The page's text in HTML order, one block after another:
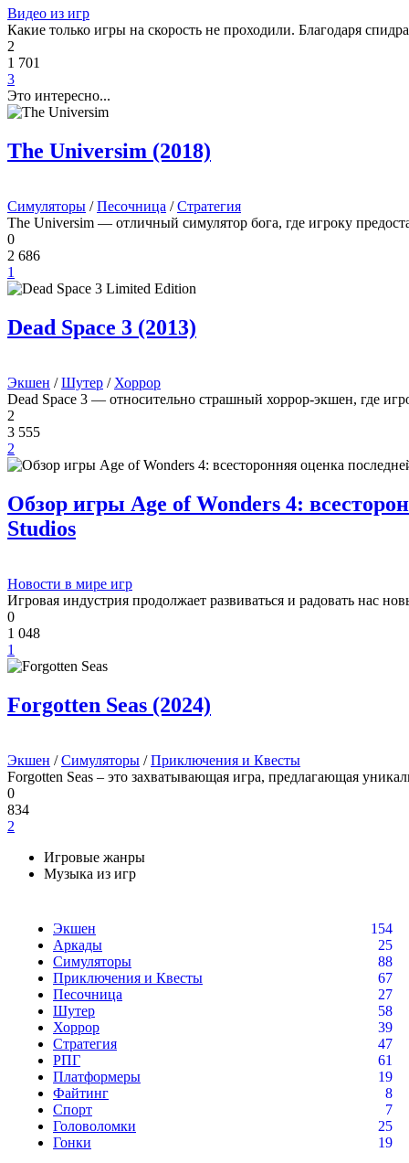
Видео из игр
Какие только игры на скорость не проходили. Благодаря
2
1 701
3
Это интересно...
The Universim (2018)
Симуляторы /Песочница /Стратегия
The Universim — отличный симулятор бога, где игроку
0
2 686
1
Dead Space 3 (2013)
Экшен /Шутер / Хоррор
Dead Space 3 — относительно страшный хоррор-экшен, где
2
3 555
2
Обзор игры Age of Wonders 4:
Studios
Новости в мире игр
Игровая индустрия продолжает развиваться и радовать нас
0
1 048
1
Forgotten Seas (2024)
Экшен /Симуляторы /Приключения и Квесты
Forgotten Seas – это захватывающая игра, предлагающая
0
834
2
Игровые жанры
Музыка из игр
Экшен
154
Аркады
25
Симуляторы
88
Приключения и Квесты
67
Песочница
27
Шутер
58
Хоррор
39
Стратегия
47
РПГ
61
Платформеры
19
Файтинг
8
Спорт
7
Головоломки
25
Гонки
19